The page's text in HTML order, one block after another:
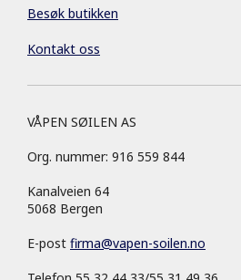
Besøk butikken
Kontakt oss
VÅPEN SØILEN AS
Org. nummer: 916 559 844
Kanalveien 64
5068 Bergen
E-post firma@vapen-soilen.no